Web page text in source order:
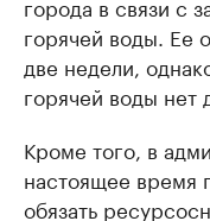
горячей воды. Ее
две недели,
горячей воды нет
Кроме того, в
настоящее время
обязать